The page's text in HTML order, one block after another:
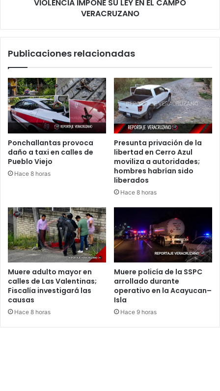
CAMPO
VIOLENCIA IMPONE SU LEY EN EL CAMPO
VERACRUZANO
Publicaciones relacionadas
Ponchallantas provoca
daño a taxi en calles de
Pueblo Viejo
Hace 8 horas
Presunta privación de la
libertad en Cerro Azul
moviliza a autoridades;
hombres habrían sido
liberados
Hace 8 horas
Muere adulto mayor en
calles de Las Valentinas;
Fiscalía investigará las
causas
Hace 8 horas
Muere policía de la SSPC
arrollado durante
operativo en la Acayucan–
Isla
Hace 9 horas